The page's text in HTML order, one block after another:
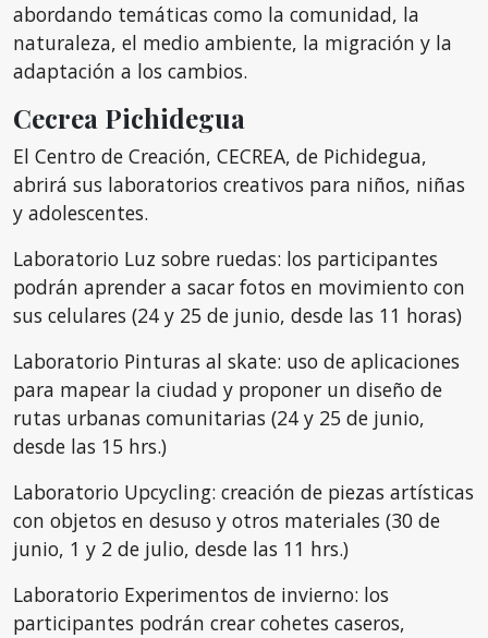
abordando temáticas como la comunidad, la
naturaleza, el medio ambiente, la migración y la
adaptación a los cambios.
Cecrea Pichidegua
El Centro de Creación, CECREA, de Pichidegua,
abrirá sus laboratorios creativos para niños, niñas
y adolescentes.
Laboratorio Luz sobre ruedas: los participantes
podrán aprender a sacar fotos en movimiento con
sus celulares (24 y 25 de junio, desde las 11 horas)
Laboratorio Pinturas al skate: uso de aplicaciones
para mapear la ciudad y proponer un diseño de
rutas urbanas comunitarias (24 y 25 de junio,
desde las 15 hrs.)
Laboratorio Upcycling: creación de piezas artísticas
con objetos en desuso y otros materiales (30 de
junio, 1 y 2 de julio, desde las 11 hrs.)
Laboratorio Experimentos de invierno: los
participantes podrán crear cohetes caseros,